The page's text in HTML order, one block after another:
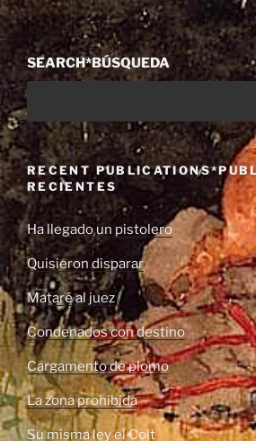
SEARCH*BÚSQUEDA
RECENT
RECIENTES
Ha llegado un pistolero
Quisieron disparar
Mataré al juez
Condenados con destino
Cargamento de plomo
La zona prohibida
Su misma ley el Colt